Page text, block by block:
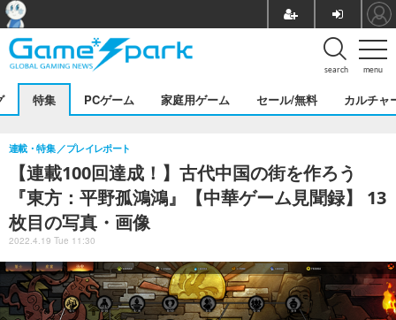
menu
search
特集 PCゲーム 家庭用ゲーム セール/無料 カルチャ
【連載100回達成！】古代中国の街を作ろう
『東方：平野孤鴻鴻』【中華ゲーム見聞録】 13
枚目の写真・画像
連載・特集 プレイレポート
2022.4.19 Tue 11:30